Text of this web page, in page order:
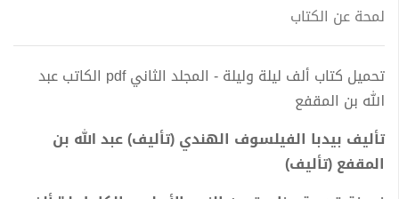
لمحة عن الكتاب
تحميل كتاب ألف ليلة وليلة - المجلد الثاني pdf الكاتب عبد
الله بن المقفع
تأليف بيدبا الفيلسوف الهندي (تأليف) عبد الله بن
المقفع (تأليف)